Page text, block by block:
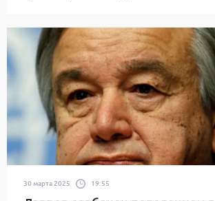
30 марта 2025 19:55